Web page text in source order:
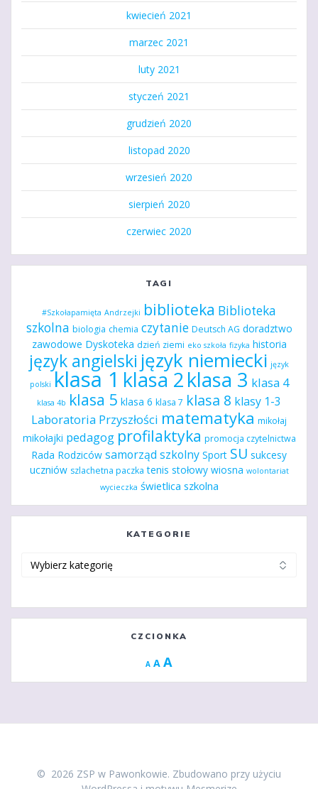
kwiecień 2021
marzec 2021
luty 2021
styczeń 2021
grudzień 2020
listopad 2020
wrzesień 2020
sierpień 2020
czerwiec 2020
TAGI
#Szkołapamięta Andrzejki biblioteka Biblioteka
szkolna biologia chemia czytanie Deutsch AG doradztwo
zawodowe Dyskoteka dzień ziemi eko szkoła fizyka historia
język angielski język niemiecki język
polski klasa 1 klasa 2klasa 3 klasa 4
klasa 4b klasa 5 klasa 6 klasa 7 klasa 8 klasy 1-3
Laboratoria Przyszłości matematyka mikołaj
mikołajki pedagog profilaktyka promocja czytelnictwa
Rada Rodziców samorząd szkolny Sport SU sukcesy
uczniów szlachetna paczka tenis stołowy wiosna wolontariat
wycieczka świetlica szkolna
KATEGORIE
CZCIONKA
A Decrease
A Reset
A
© 2026 ZSP w Pawonkowie. Zbudowano przy użyciu